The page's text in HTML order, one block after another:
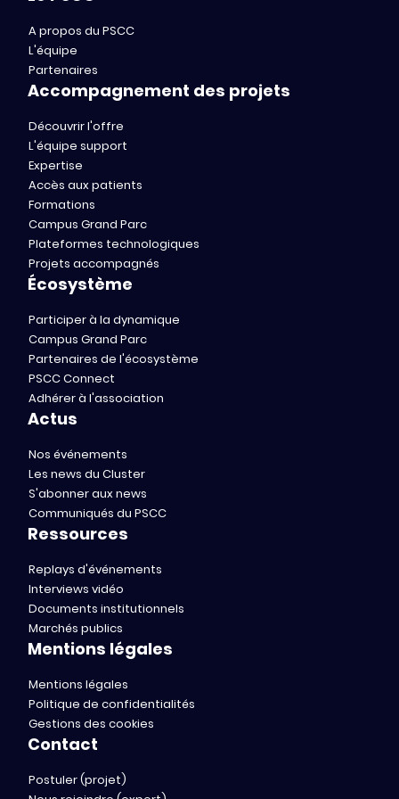
A propos du PSCC
L'équipe
Partenaires
Accompagnement des projets
Découvrir l'offre
L'équipe support
Expertise
Accès aux patients
Formations
Campus Grand Parc
Plateformes technologiques
Projets accompagnés
Écosystème
Participer à la dynamique
Campus Grand Parc
Partenaires de l'écosystème
PSCC Connect
Adhérer à l'association
Actus
Nos événements
Les news du Cluster
S'abonner aux news
Communiqués du PSCC
Ressources
Replays d'événements
Interviews vidéo
Documents institutionnels
Marchés publics
Mentions légales
Mentions légales
Politique de confidentialités
Gestions des cookies
Contact
Postuler (projet)